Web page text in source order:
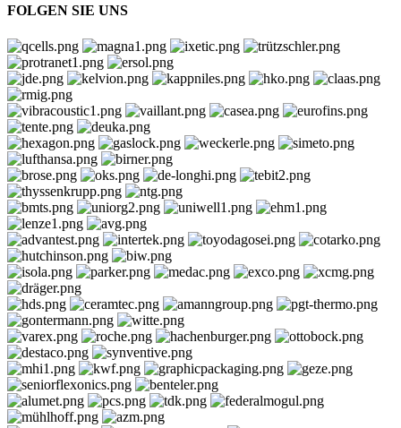
FOLGEN SIE UNS